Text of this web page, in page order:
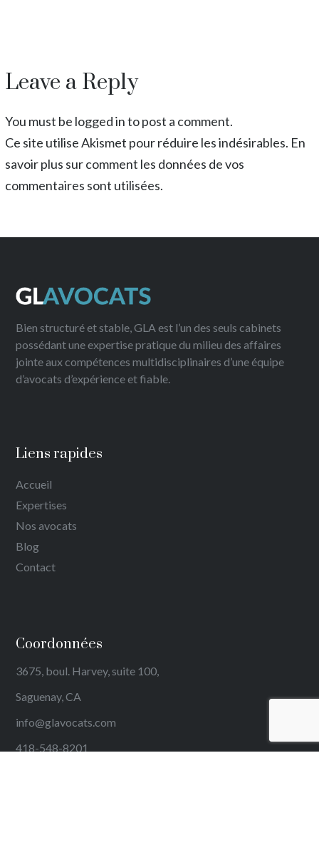
Leave a Reply
You must be logged in to post a comment.
Ce site utilise Akismet pour réduire les indésirables. En
savoir plus sur comment les données de vos
commentaires sont utilisées.
Bien structuré et stable, GLA est l’un des seuls cabinets
possédant une expertise pratique du milieu des affaires
jointe aux compétences multidisciplinaires d’une équipe
d’avocats d’expérience et fiable.
Liens rapides
Accueil
Expertises
Nos avocats
Blog
Contact
Coordonnées
3675, boul. Harvey, suite 100,
Saguenay, CA
info@glavocats.com
418-548-8201